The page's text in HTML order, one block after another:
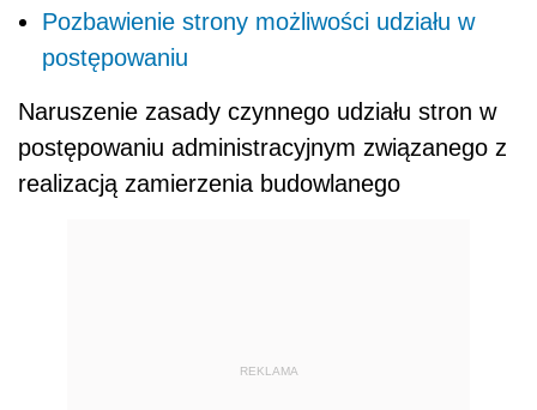
Pozbawienie strony możliwości udziału w
postępowaniu
Naruszenie zasady czynnego udziału stron w
postępowaniu administracyjnym związanego z
realizacją zamierzenia budowlanego
REKLAMA